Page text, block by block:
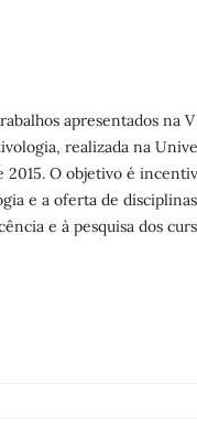
apresentados na
realizada na
2015. O objetivo é
e a oferta de
e à pesquisa dos